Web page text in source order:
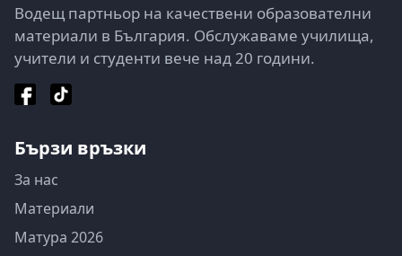
Водещ партньор на качествени образователни
материали в България. Обслужаваме училища,
учители и студенти вече над 20 години.
Бързи връзки
За нас
Материали
Матура 2026